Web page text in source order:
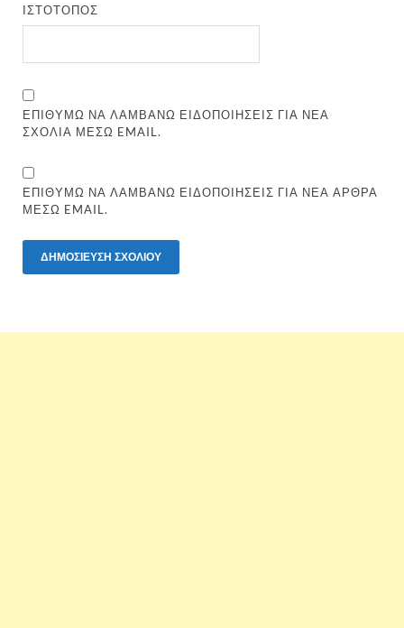
ΙΣΤΌΤΟΠΟΣ
ΕΠΙΘΥΜΏ ΝΑ ΛΑΜΒΆΝΩ ΕΙΔΟΠΟΙΉΣΕΙΣ ΓΙΑ ΝΈΑ
ΣΧΌΛΙΑ ΜΈΣΩ EMAIL.
ΕΠΙΘΥΜΏ ΝΑ ΛΑΜΒΆΝΩ ΕΙΔΟΠΟΙΉΣΕΙΣ ΓΙΑ ΝΈΑ ΆΡΘΡΑ
ΜΈΣΩ EMAIL.